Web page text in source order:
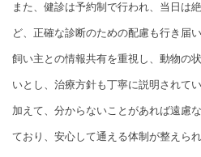
また、健診は予約制で行われ、当日は
ど、正確な診断のための配慮も行き届い
飼い主との情報共有を重視し、動物の
いとし、治療方針も丁寧に説明されてい
加えて、分からないことがあれば遠慮
ており、安心して通える体制が整えら